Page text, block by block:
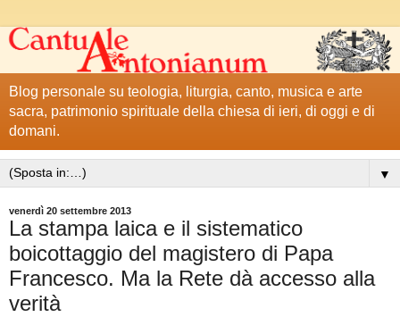
Blog personale su teologia, liturgia, canto, musica e arte
sacra, patrimonio spirituale della chiesa di ieri, di oggi e di
domani.
▼
venerdì 20 settembre 2013
La stampa laica e il sistematico
boicottaggio del magistero di Papa
Francesco. Ma la Rete dà accesso alla
verità